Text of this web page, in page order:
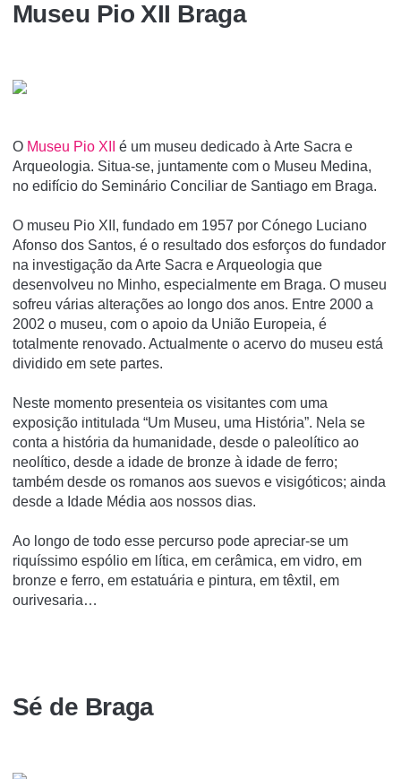
Museu Pio XII Braga
O Museu Pio XII
é um museu dedicado à Arte Sacra e
Arqueologia. Situa-se, juntamente com o Museu Medina,
no edifí­cio do Seminário Conciliar de Santiago em Braga.
O museu Pio XII, fundado em 1957 por Cónego Luciano
Afonso dos Santos, é o resultado dos esforços do fundador
na investigação da Arte Sacra e Arqueologia que
desenvolveu no Minho, especialmente em Braga. O museu
sofreu várias alterações ao longo dos anos. Entre 2000 a
2002 o museu, com o apoio da União Europeia, é
totalmente renovado. Actualmente o acervo do museu está
dividido em sete partes.
Neste momento presenteia os visitantes com uma
exposição intitulada “Um Museu, uma História”. Nela se
conta a história da humanidade, desde o paleolítico ao
neolítico, desde a idade de bronze à idade de ferro;
também desde os romanos aos suevos e visigóticos; ainda
desde a Idade Média aos nossos dias.
Ao longo de todo esse percurso pode apreciar-se um
riquíssimo espólio em lítica, em cerâmica, em vidro, em
bronze e ferro, em estatuária e pintura, em têxtil, em
ourivesaria…
Sé de Braga